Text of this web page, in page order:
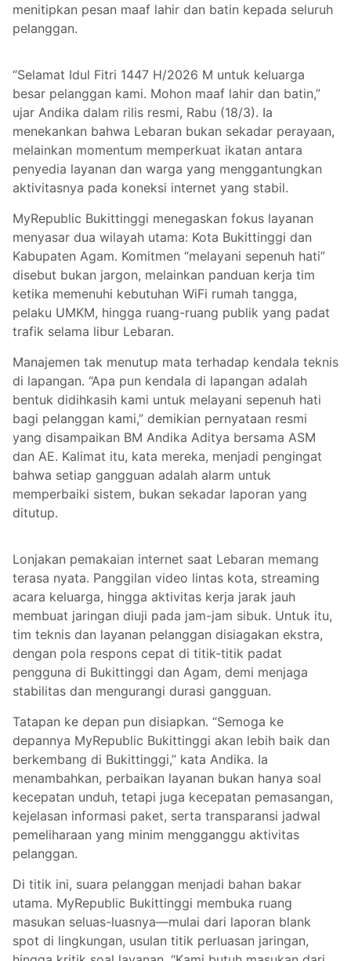
menitipkan pesan maaf lahir dan batin kepada seluruh
pelanggan.
“Selamat Idul Fitri 1447 H/2026 M untuk keluarga
besar pelanggan kami. Mohon maaf lahir dan batin,”
ujar Andika dalam rilis resmi, Rabu (18/3). Ia
menekankan bahwa Lebaran bukan sekadar perayaan,
melainkan momentum memperkuat ikatan antara
penyedia layanan dan warga yang menggantungkan
aktivitasnya pada koneksi internet yang stabil.
MyRepublic Bukittinggi menegaskan fokus layanan
menyasar dua wilayah utama: Kota Bukittinggi dan
Kabupaten Agam. Komitmen “melayani sepenuh hati”
disebut bukan jargon, melainkan panduan kerja tim
ketika memenuhi kebutuhan WiFi rumah tangga,
pelaku UMKM, hingga ruang-ruang publik yang padat
trafik selama libur Lebaran.
Manajemen tak menutup mata terhadap kendala teknis
di lapangan. “Apa pun kendala di lapangan adalah
bentuk didihkasih kami untuk melayani sepenuh hati
bagi pelanggan kami,” demikian pernyataan resmi
yang disampaikan BM Andika Aditya bersama ASM
dan AE. Kalimat itu, kata mereka, menjadi pengingat
bahwa setiap gangguan adalah alarm untuk
memperbaiki sistem, bukan sekadar laporan yang
ditutup.
Lonjakan pemakaian internet saat Lebaran memang
terasa nyata. Panggilan video lintas kota, streaming
acara keluarga, hingga aktivitas kerja jarak jauh
membuat jaringan diuji pada jam-jam sibuk. Untuk itu,
tim teknis dan layanan pelanggan disiagakan ekstra,
dengan pola respons cepat di titik-titik padat
pengguna di Bukittinggi dan Agam, demi menjaga
stabilitas dan mengurangi durasi gangguan.
Tatapan ke depan pun disiapkan. “Semoga ke
depannya MyRepublic Bukittinggi akan lebih baik dan
berkembang di Bukittinggi,” kata Andika. Ia
menambahkan, perbaikan layanan bukan hanya soal
kecepatan unduh, tetapi juga kecepatan pemasangan,
kejelasan informasi paket, serta transparansi jadwal
pemeliharaan yang minim mengganggu aktivitas
pelanggan.
Di titik ini, suara pelanggan menjadi bahan bakar
utama. MyRepublic Bukittinggi membuka ruang
masukan seluas-luasnya—mulai dari laporan blank
spot di lingkungan, usulan titik perluasan jaringan,